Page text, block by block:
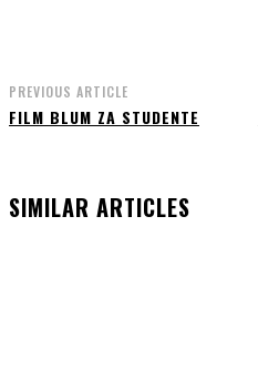
PREVIOUS ARTICLE
FILM BLUM ZA STUDENTE
SIMILAR ARTICLES